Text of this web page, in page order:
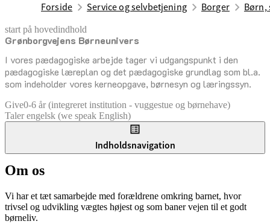
Forside Service og selvbetjening Borger Børn,
start på hovedindhold
Grønborgvejens Børneunivers
I vores pædagogiske arbejde tager vi udgangspunkt i den
pædagogiske læreplan og det pædagogiske grundlag som bl.a.
som indeholder vores kerneopgave, børnesyn og læringssyn.
senest opdateret 17. februar 2026
Give0-6 år (integreret institution - vuggestue og børnehave)
Taler engelsk (we speak English)
Indholdsnavigation
Om os
Vi har et tæt samarbejde med forældrene omkring barnet, hvor
trivsel og udvikling vægtes højest og som baner vejen til et godt
børneliv.